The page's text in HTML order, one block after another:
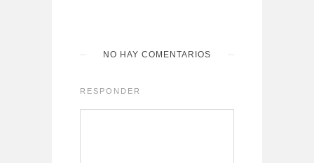
NO HAY COMENTARIOS
RESPONDER